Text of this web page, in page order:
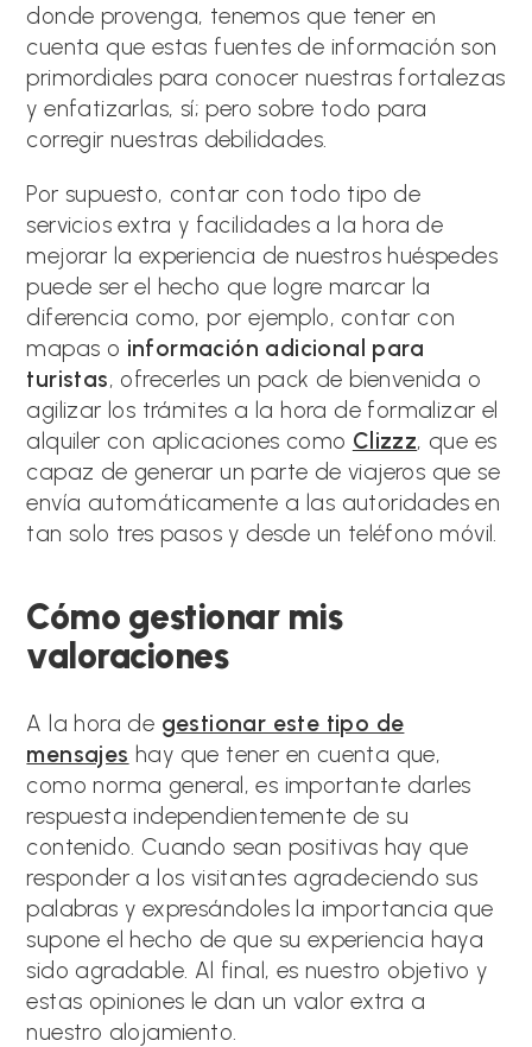
donde provenga, tenemos que tener en
cuenta que estas fuentes de información son
primordiales para conocer nuestras fortalezas
y enfatizarlas, sí; pero sobre todo para
corregir nuestras debilidades.
Por supuesto, contar con todo tipo de
servicios extra y facilidades a la hora de
mejorar la experiencia de nuestros huéspedes
puede ser el hecho que logre marcar la
diferencia como, por ejemplo, contar con
mapas o información adicional para
turistas, ofrecerles un pack de bienvenida o
agilizar los trámites a la hora de formalizar el
alquiler con aplicaciones como Clizzz, que es
capaz de generar un parte de viajeros que se
envía automáticamente a las autoridades en
tan solo tres pasos y desde un teléfono móvil.
Cómo gestionar mis
valoraciones
A la hora de gestionar este tipo de
mensajes hay que tener en cuenta que,
como norma general, es importante darles
respuesta independientemente de su
contenido. Cuando sean positivas hay que
responder a los visitantes agradeciendo sus
palabras y expresándoles la importancia que
supone el hecho de que su experiencia haya
sido agradable. Al final, es nuestro objetivo y
estas opiniones le dan un valor extra a
nuestro alojamiento.